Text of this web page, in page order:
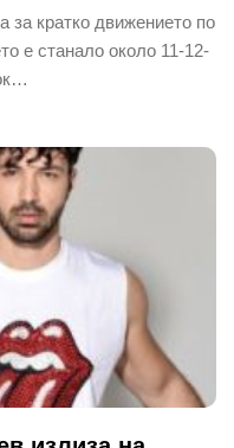
за кратко движението по
е станало около 11-12-